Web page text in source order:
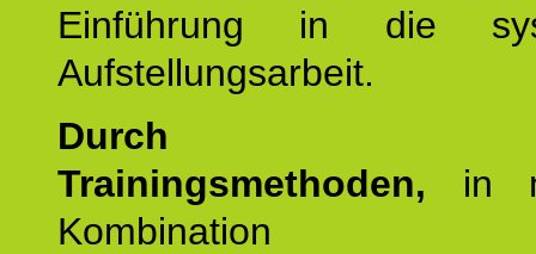
Einführung in die
Aufstellungsarbeit.
Durch
Trainingsmethoden, in